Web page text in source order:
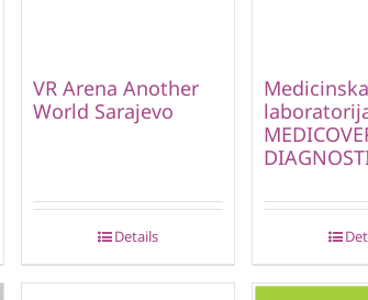
VR Arena Another
World Sarajevo
Details
Medicinska